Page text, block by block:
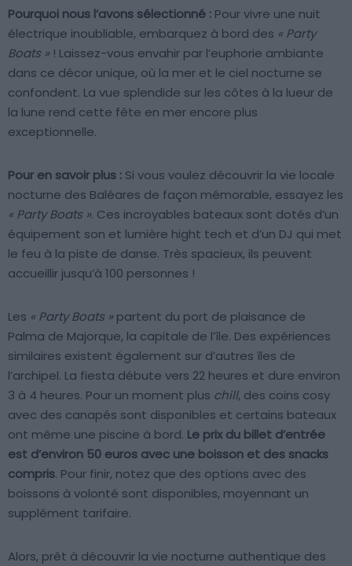
Pourquoi nous l’avons sélectionné : Pour vivre une nuit
électrique inoubliable, embarquez à bord des « Party
Boats » ! Laissez-vous envahir par l’euphorie ambiante
dans ce décor unique, où la mer et le ciel nocturne se
confondent. La vue splendide sur les côtes à la lueur de
la lune rend cette fête en mer encore plus
exceptionnelle.
Pour en savoir plus : Si vous voulez découvrir la vie locale
nocturne des Baléares de façon mémorable, essayez les
« Party Boats ». Ces incroyables bateaux sont dotés d’un
équipement son et lumière hight tech et d’un DJ qui met
le feu à la piste de danse. Très spacieux, ils peuvent
accueillir jusqu’à 100 personnes !
Les « Party Boats » partent du port de plaisance de
Palma de Majorque, la capitale de l’île. Des expériences
similaires existent également sur d’autres îles de
l’archipel. La fiesta débute vers 22 heures et dure environ
3 à 4 heures. Pour un moment plus chill, des coins cosy
avec des canapés sont disponibles et certains bateaux
ont même une piscine à bord. Le prix du billet d’entrée
est d’environ 50 euros avec une boisson et des snacks
compris. Pour finir, notez que des options avec des
boissons à volonté sont disponibles, moyennant un
supplément tarifaire.
Alors, prêt à découvrir la vie nocturne authentique des